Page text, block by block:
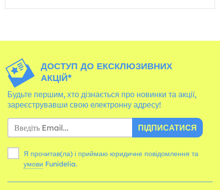
ДОСТУП ДО ЕКСКЛЮЗИВНИХ
АКЦІЙ*
Будьте першим, хто дізнається про новинки та акції,
зареєструвавши свою електронну адресу!
ПІДПИСАТИСЯ
Я прочитав(ла) і приймаю юридичне повідомлення та
умови Funidelia.